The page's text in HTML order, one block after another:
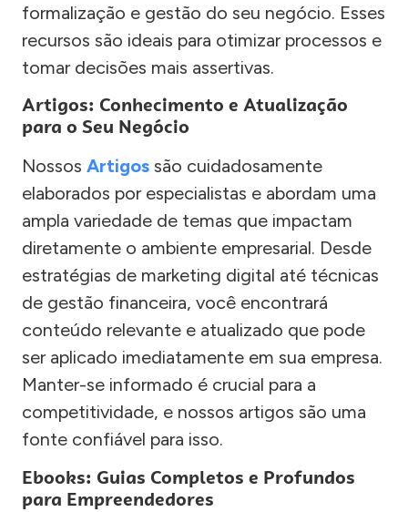
formalização e gestão do seu negócio. Esses
recursos são ideais para otimizar processos e
tomar decisões mais assertivas.
Artigos: Conhecimento e Atualização
para o Seu Negócio
Nossos Artigos são cuidadosamente
elaborados por especialistas e abordam uma
ampla variedade de temas que impactam
diretamente o ambiente empresarial. Desde
estratégias de marketing digital até técnicas
de gestão financeira, você encontrará
conteúdo relevante e atualizado que pode
ser aplicado imediatamente em sua empresa.
Manter-se informado é crucial para a
competitividade, e nossos artigos são uma
fonte confiável para isso.
Ebooks: Guias Completos e Profundos
para Empreendedores